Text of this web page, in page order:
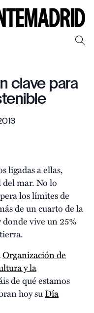
clave para
ligadas a ellas,
del mar. No lo
los límites de
de un cuarto de la
vive un 25%
Organización de
y la
de qué estamos
hoy suDía